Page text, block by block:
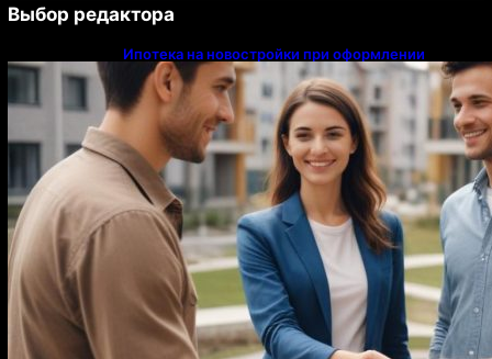
Выбор редактора
Ипотека на новостройки при оформлении
напрямую у застройщика